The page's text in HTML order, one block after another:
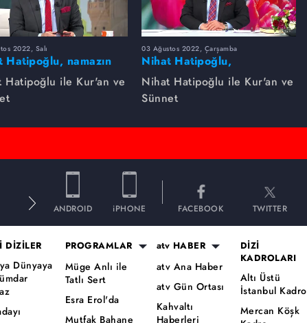
2022, Salı
Hatipoğlu, namazın
anlatıyor...
Hatipoğlu ile Kur'an ve
03 Ağustos 2022, Çarşamba
Nihat Hatipoğlu,
Peygamber Efendimizin
gençlere nasihatlarını
anlatıyor...
Nihat Hatipoğlu ile Kur'an ve
Sünnet
ANDROID iPHONE FACEBOOK TWITTER
DİZİLER
Dünyaya
PROGRAMLAR
Müge Anlı ile
Tatlı Sert
Esra Erol'da
Mutfak Bahane
atv HABER
atv Ana Haber
atv Gün Ortası
Kahvaltı
Haberleri
DİZİ
KADROLARI
Altı Üstü
İstanbul Kadro
Mercan Köşk